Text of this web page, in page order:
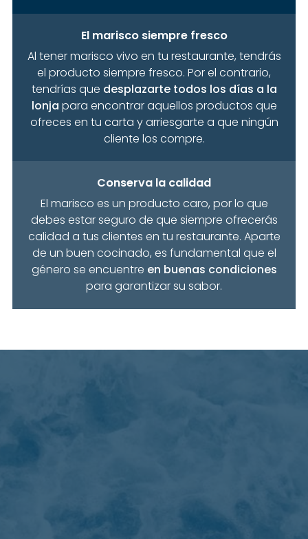
El marisco siempre fresco
Al tener marisco vivo en tu restaurante, tendrás
el producto siempre fresco. Por el contrario,
tendrías que desplazarte todos los días a la
lonja para encontrar aquellos productos que
ofreces en tu carta y arriesgarte a que ningún
cliente los compre.
Conserva la calidad
El marisco es un producto caro, por lo que
debes estar seguro de que siempre ofrecerás
calidad a tus clientes en tu restaurante. Aparte
de un buen cocinado, es fundamental que el
género se encuentre en buenas condiciones
para garantizar su sabor.